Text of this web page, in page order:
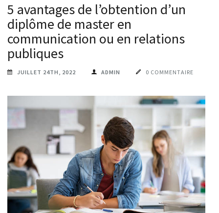
5 avantages de l’obtention d’un
diplôme de master en
communication ou en relations
publiques
JUILLET 24TH, 2022 ADMIN 0 COMMENTAIRE